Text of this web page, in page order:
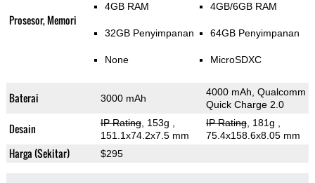
Prosesor, Memori
4GB RAM
32GB Penyimpanan
None
4GB/6GB RAM
64GB Penyimpanan
MicroSDXC
Baterai 3000 mAh
4000 mAh, Qualcomm
Quick Charge 2.0
Desain IP Rating, 153g
151.1x74.2x7.5 mm
IP Rating, 181g
75.4x158.6x8.05 mm
Harga (Sekitar) $295